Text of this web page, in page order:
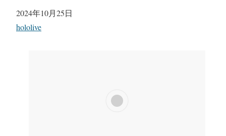
日付
2024年10月25日
関連理由
hololive